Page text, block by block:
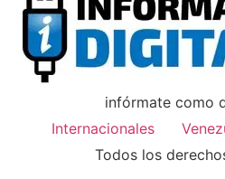
infórmate como
Internacionales
Todos los